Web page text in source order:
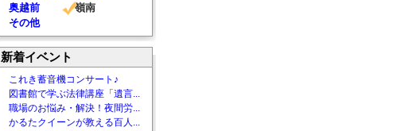
奥越前
嶺南
その他
新着イベント
これき蓄音機コンサート♪
図書館で学ぶ法律講座「遺言...
職場のお悩み・解決！夜間労...
かるたクイーンが教える百人...